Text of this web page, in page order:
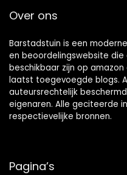
Over ons
Barstadstuin is een
en beoordelingswebsite
beschikbaar zijn op
laatst toegevoegde blogs.
auteursrechtelijk
eigenaren. Alle geciteerde
respectievelijke bronnen.
Pagina’s